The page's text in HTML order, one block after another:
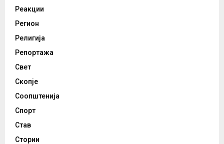
Реакции
Регион
Религија
Репортажа
Свет
Скопје
Соопштенија
Спорт
Став
Стории